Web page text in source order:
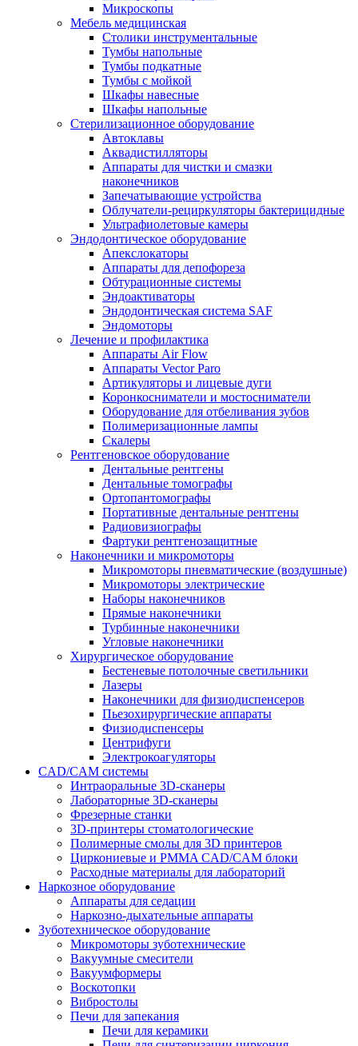
Микроскопы
Мебель медицинская
Столики инструментальные
Тумбы напольные
Тумбы подкатные
Тумбы с мойкой
Шкафы навесные
Шкафы напольные
Стерилизационное оборудование
Автоклавы
Аквадистилляторы
Аппараты для чистки и смазки
наконечников
Запечатывающие устройства
Облучатели-рециркуляторы бактерицидные
Ультрафиолетовые камеры
Эндодонтическое оборудование
Апекслокаторы
Аппараты для депофореза
Обтурационные системы
Эндоактиваторы
Эндодонтическая система SAF
Эндомоторы
Лечение и профилактика
Аппараты Air Flow
Аппараты Vector Paro
Артикуляторы и лицевые дуги
Коронкосниматели и мостосниматели
Оборудование для отбеливания зубов
Полимеризационные лампы
Скалеры
Рентгеновское оборудование
Дентальные рентгены
Дентальные томографы
Ортопантомографы
Портативные дентальные рентгены
Радиовизиографы
Фартуки рентгенозащитные
Наконечники и микромоторы
Микромоторы пневматические (воздушные)
Микромоторы электрические
Наборы наконечников
Прямые наконечники
Турбинные наконечники
Угловые наконечники
Хирургическое оборудование
Бестеневые потолочные светильники
Лазеры
Наконечники для физиодиспенсеров
Пьезохирургические аппараты
Физиодиспенсеры
Центрифуги
Электрокоагуляторы
CAD/CAM системы
Интраоральные 3D-сканеры
Лабораторные 3D-сканеры
Фрезерные станки
3D-принтеры стоматологические
Полимерные смолы для 3D принтеров
Циркониевые и PMMA CAD/CAM блоки
Расходные материалы для лабораторий
Наркозное оборудование
Аппараты для седации
Наркозно-дыхательные аппараты
Зуботехническое оборудование
Микромоторы зуботехнические
Вакуумные смесители
Вакуумформеры
Воскотопки
Вибростолы
Печи для запекания
Печи для керамики